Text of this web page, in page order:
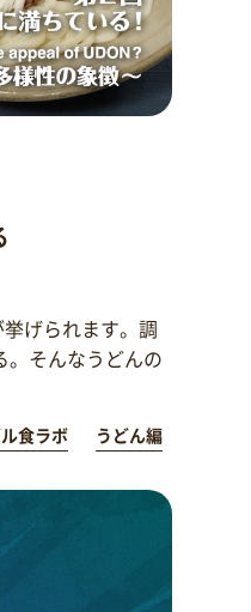
げられます。調
。そんなうどんの
食ラボ うどん編